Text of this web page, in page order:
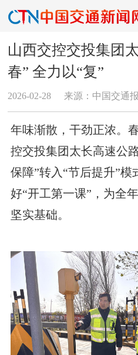
山西交控交投集团
春” 全力以“复”
2026-02-28 来源：中国交通报
年味渐散，干劲正浓。
控交投集团太长高速公
保障”转入“节后提升”模
好“开工第一课”，为全
坚实基础。